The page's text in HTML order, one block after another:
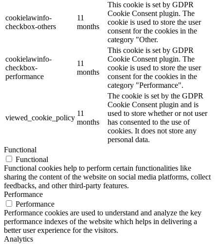
cookielawinfo-
checkbox-others
11
months
This cookie is set by GDPR
Cookie Consent plugin. The
cookie is used to store the user
consent for the cookies in the
category "Other.
cookielawinfo-
checkbox-
performance
11
months
This cookie is set by GDPR
Cookie Consent plugin. The
cookie is used to store the user
consent for the cookies in the
category "Performance".
viewed_cookie_policy
11
months
The cookie is set by the GDPR
Cookie Consent plugin and is
used to store whether or not user
has consented to the use of
cookies. It does not store any
personal data.
Functional
Functional
Functional cookies help to perform certain functionalities like
sharing the content of the website on social media platforms, collect
feedbacks, and other third-party features.
Performance
Performance
Performance cookies are used to understand and analyze the key
performance indexes of the website which helps in delivering a
better user experience for the visitors.
Analytics